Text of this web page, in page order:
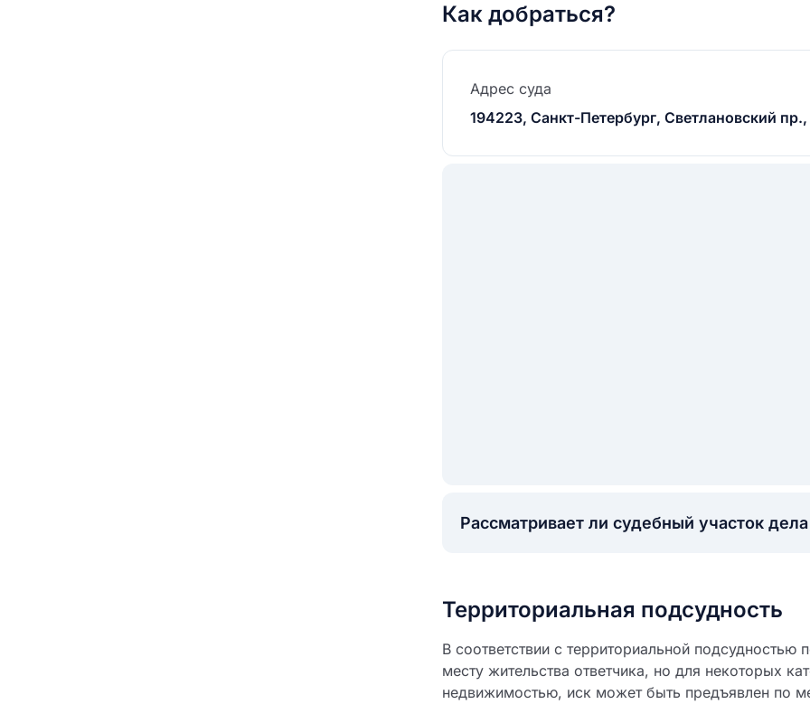
Как добраться?
Адрес суда
194223, Санкт-Петербург, Светлановский пр.,
Рассматривает ли судебный участок
Территориальная подсудность
В соответствии с территориальной
месту жительства ответчика, но для некоторых
недвижимостью, иск может быть предъявлен по